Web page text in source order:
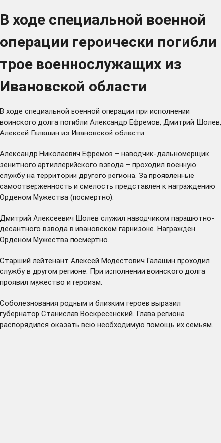
В ходе специальной военной
операции героически погибли
трое военнослужащих из
Ивановской области
В ходе специальной военной операции при исполнении
воинского долга погибли Александр Ефремов, Дмитрий Шолев,
Алексей Галашин из Ивановской области.
Александр Николаевич Ефремов – наводчик-дальномерщик
зенитного артиллерийского взвода – проходил военную
службу на территории другого региона. За проявленные
самоотверженность и смелость представлен к награждению
Орденом Мужества (посмертно).
Дмитрий Алексеевич Шолев служил наводчиком парашютно-
десантного взвода в ивановском гарнизоне. Награждён
Орденом Мужества посмертно.
Старший лейтенант Алексей Модестович Галашин проходил
службу в другом регионе. При исполнении воинского долга
проявил мужество и героизм.
Соболезнования родным и близким героев выразил
губернатор Станислав Воскресенский. Глава региона
распорядился оказать всю необходимую помощь их семьям.